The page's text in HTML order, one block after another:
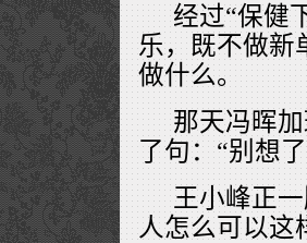
经过“保健
乐，既不做新
做什么。
那天冯晖
了句：“别想
王小峰正
人怎么可以这